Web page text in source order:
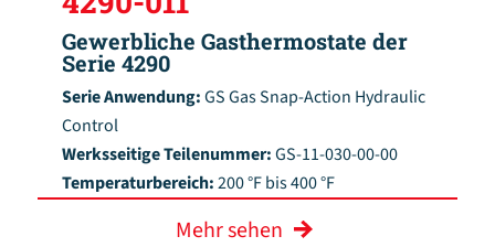
Gewerbliche Gasthermostate der
Serie 4290
Serie Anwendung:GS Gas Snap-Action Hydraulic
Control
Werksseitige Teilenummer:GS-11-030-00-00
Temperaturbereich:200 °F bis 400 °F
Mehr sehen